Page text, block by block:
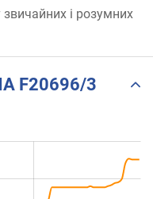
звичайних і розумних
F20696/3